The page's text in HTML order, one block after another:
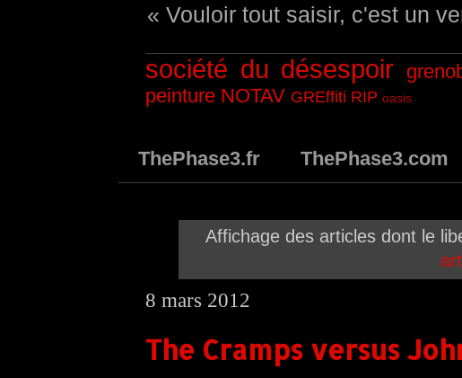
« Vouloir tout saisir, c'est un
société du désespoir
peinture NOTAV GREffiti RIP oasis
ThePhase3.fr ThePhase3.com
Affichage des articles dont le
8 mars 2012
The Cramps versus